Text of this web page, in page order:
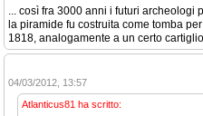
... così fra 3000 anni i futuri archeologi
la piramide fu costruita come tomba
1818, analogamente a un certo
04/03/2012, 13:57
Atlanticus81 ha scritto: